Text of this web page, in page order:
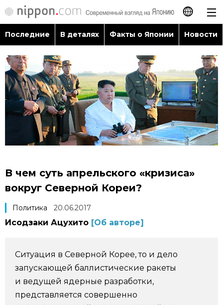
日本語
English
简体字
繁體字
Français
Последние
В деталях
Путеводитель по Японии
Разделы
Люди
Популярные статьи
Последние В деталях Факты о Японии Новости
В чем суть апрельского «кризиса»
вокруг Северной Кореи?
Политика 20.06.2017
Исодзаки Ацухито [Об авторе]
Ситуация в Северной Корее, то и дело
запускающей баллистические ракеты
и ведущей ядерные разработки,
представляется совершенно